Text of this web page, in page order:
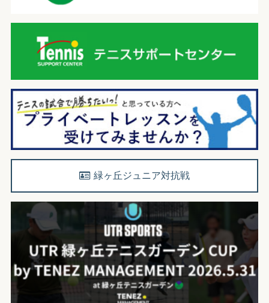
緑ヶ丘ジュニア対抗戦